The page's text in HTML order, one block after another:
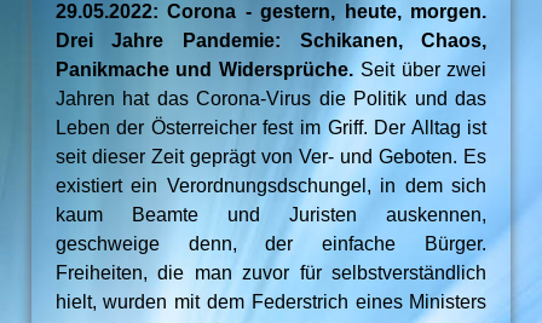
29.05.2022: Corona - gestern, heute, morgen.
Drei Jahre Pandemie: Schikanen, Chaos,
Panikmache und Widersprüche. Seit über zwei
Jahren hat das Corona-Virus die Politik und das
Leben der Österreicher fest im Griff. Der Alltag ist
seit dieser Zeit geprägt von Ver- und Geboten. Es
existiert ein Verordnungsdschungel, in dem sich
kaum Beamte und Juristen auskennen,
geschweige denn, der einfache Bürger.
Freiheiten, die man zuvor für selbstverständlich
hielt, wurden mit dem Federstrich eines Ministers